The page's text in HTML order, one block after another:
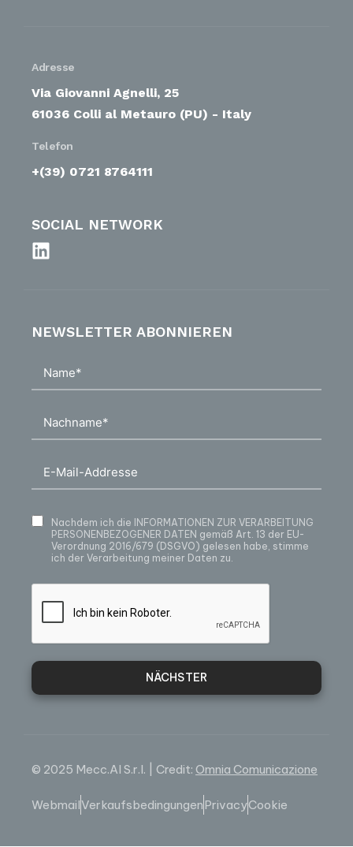
Adresse
Via Giovanni Agnelli, 25
61036 Colli al Metauro (PU) - Italy
Telefon
+(39) 0721 8764111
SOCIAL NETWORK
NEWSLETTER ABONNIEREN
Nachdem ich die INFORMATIONEN ZUR VERARBEITUNG
PERSONENBEZOGENER DATEN gemäß Art. 13 der EU-
Verordnung 2016/679 (DSGVO) gelesen habe, stimme
ich der Verarbeitung meiner Daten zu.
NÄCHSTER
© 2025 Mecc.Al S.r.l. | Credit: Omnia Comunicazione
WebmailVerkaufsbedingungenPrivacyCookie